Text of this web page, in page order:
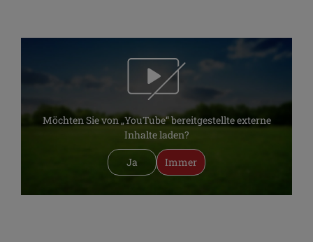
Möchten Sie von „YouTube“ bereitgestellte externe
Inhalte laden?
Ja Immer